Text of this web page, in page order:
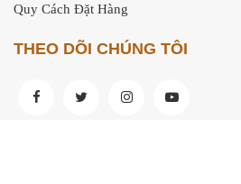
Quy Cách Đặt Hàng
THEO DÕI CHÚNG TÔI